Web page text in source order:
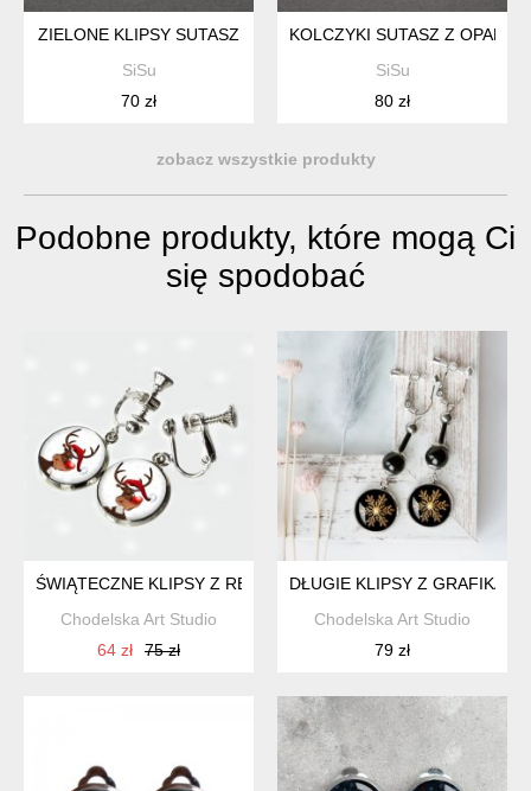
ZIELONE KLIPSY SUTASZ
SiSu
70 zł
KOLCZYKI SUTASZ Z
SiSu
80 zł
zobacz wszystkie produkty
Podobne produkty, które mogą Ci
się spodobać
ŚWIĄTECZNE KLIPSY Z RENIFEREM
Chodelska Art Studio
64 zł
75 zł
DŁUGIE KLIPSY Z
Chodelska Art Studio
79 zł